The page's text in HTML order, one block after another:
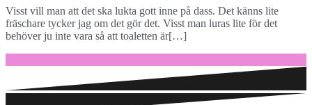
Visst vill man att det ska lukta gott inne på dass. Det känns lite
fräschare tycker jag om det gör det. Visst man luras lite för det
behöver ju inte vara så att toaletten är[…]